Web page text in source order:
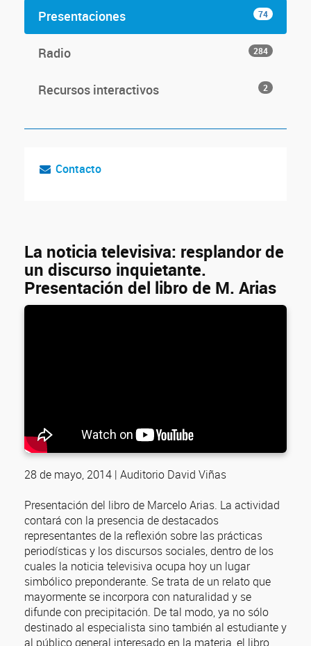
Presentaciones 74
Radio 284
Recursos interactivos 2
Contacto
La noticia televisiva: resplandor de
un discurso inquietante.
Presentación del libro de M. Arias
28 de mayo, 2014 | Auditorio David Viñas
Presentación del libro de Marcelo Arias. La actividad
contará con la presencia de destacados
representantes de la reflexión sobre las prácticas
periodísticas y los discursos sociales, dentro de los
cuales la noticia televisiva ocupa hoy un lugar
simbólico preponderante. Se trata de un relato que
mayormente se incorpora con naturalidad y se
difunde con precipitación. De tal modo, ya no sólo
destinado al especialista sino también al estudiante y
al público general interesado en la materia, el libro